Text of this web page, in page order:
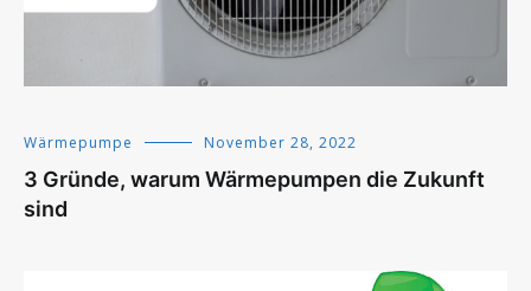
Wärmepumpe November 28, 2022
3 Gründe, warum Wärmepumpen die Zukunft
sind